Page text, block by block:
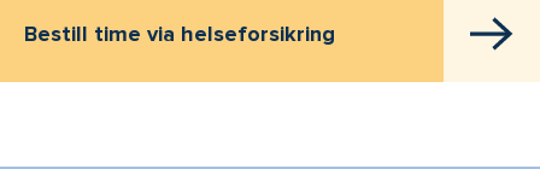
Bestill time via helseforsikring